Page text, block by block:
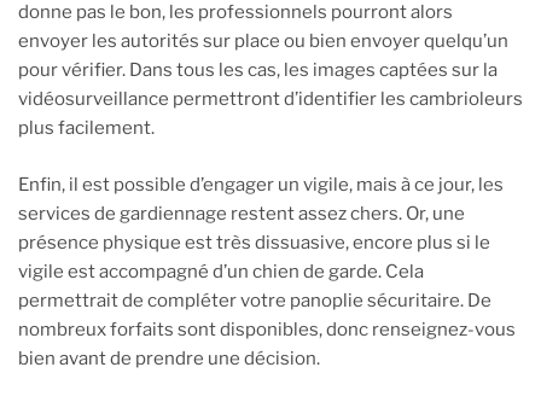
donne pas le bon, les professionnels pourront alors
envoyer les autorités sur place ou bien envoyer quelqu’un
pour vérifier. Dans tous les cas, les images captées sur la
vidéosurveillance permettront d’identifier les cambrioleurs
plus facilement.
Enfin, il est possible d’engager un vigile, mais à ce jour, les
services de gardiennage restent assez chers. Or, une
présence physique est très dissuasive, encore plus si le
vigile est accompagné d’un chien de garde. Cela
permettrait de compléter votre panoplie sécuritaire. De
nombreux forfaits sont disponibles, donc renseignez-vous
bien avant de prendre une décision.